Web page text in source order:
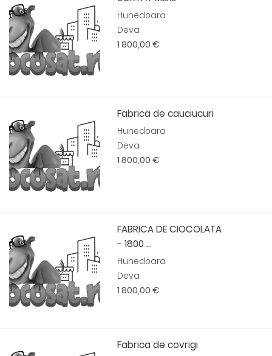
Hunedoara
Deva
1 800,00 €
Fabrica de cauciucuri
Hunedoara
Deva
1 800,00 €
FABRICA DE CIOCOLATA
- 1800 ...
Hunedoara
Deva
1 800,00 €
Fabrica de covrigi